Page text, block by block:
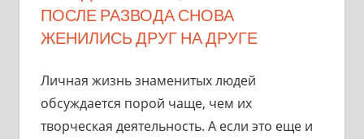
ПОСЛЕ РАЗВОДА СНОВА
ЖЕНИЛИСЬ ДРУГ НА ДРУГЕ
Личная жизнь знаменитых людей
обсуждается порой чаще, чем их
творческая деятельность. А если это еще и